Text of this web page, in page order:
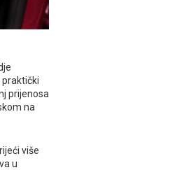
prijenosa
na
više
u